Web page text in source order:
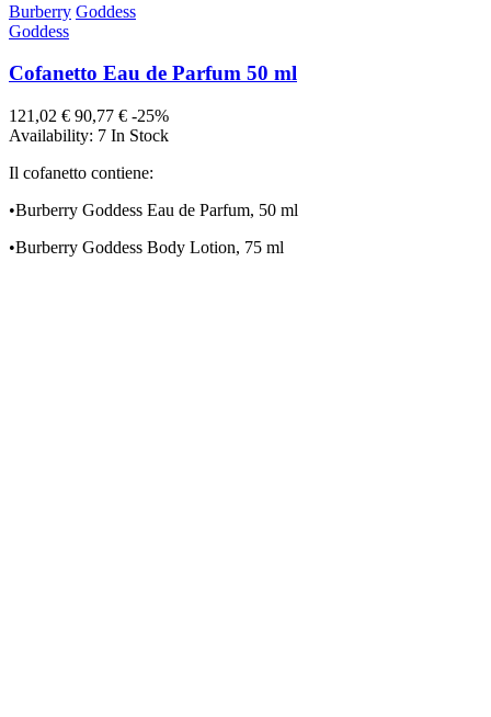
Burberry Goddess
Goddess
Cofanetto Eau de Parfum 50 ml
121,02 € 90,77 € -25%
Availability: 7 In Stock
Il cofanetto contiene:
•Burberry Goddess Eau de Parfum, 50 ml
•Burberry Goddess Body Lotion, 75 ml